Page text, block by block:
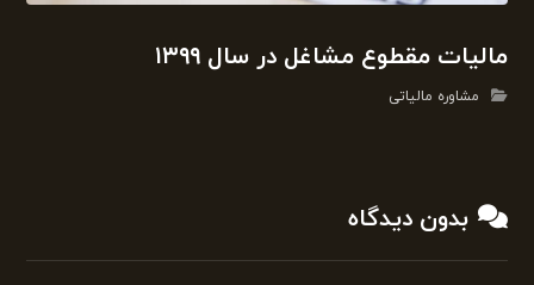
مالیات مقطوع مشاغل در سال ۱۳۹۹
مشاوره مالیاتی
بدون دیدگاه